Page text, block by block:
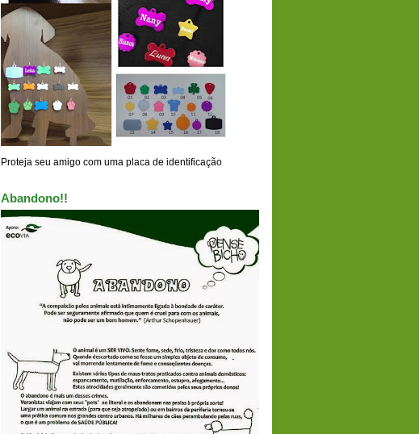
Proteja seu amigo com uma placa de identificação
Abandono!!